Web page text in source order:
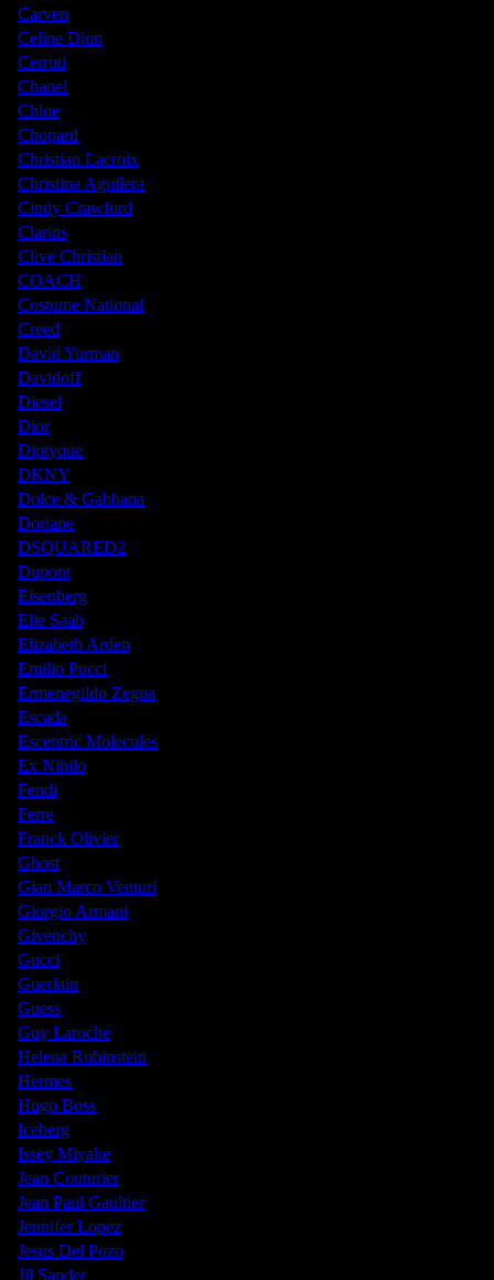
Carven
Celine Dion
Cerruti
Chanel
Chloe
Chopard
Christian Lacroix
Christina Aguilera
Cindy Crawford
Clarins
Clive Christian
COACH
Costume National
Creed
David Yurman
Davidoff
Diesel
Dior
Diptyque
DKNY
Dolce & Gabbana
Doriane
DSQUARED2
Dupont
Eisenberg
Elie Saab
Elizabeth Arden
Emilio Pucci
Ermenegildo Zegna
Escada
Escentric Molecules
Ex Nihilo
Fendi
Ferre
Franck Olivier
Ghost
Gian Marco Venturi
Giorgio Armani
Givenchy
Gucci
Guerlain
Guess
Guy Laroche
Helena Rubinstein
Hermes
Hugo Boss
Iceberg
Issey Miyake
Jean Couturier
Jean Paul Gaultier
Jennifer Lopez
Jesus Del Pozo
Jil Sander